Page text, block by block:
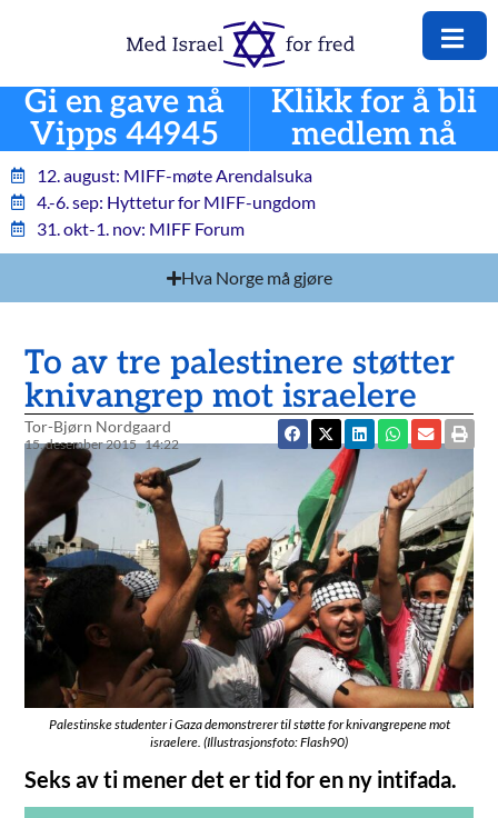
Gi en gave nå
Vipps 44945
Klikk for å bli
medlem nå
12. august: MIFF-møte Arendalsuka
4.-6. sep: Hyttetur for MIFF-ungdom
31. okt-1. nov: MIFF Forum
Hva Norge må gjøre
To av tre palestinere støtter
knivangrep mot israelere
Tor-Bjørn Nordgaard
15. desember 2015 14:22
Palestinske studenter i Gaza demonstrerer til støtte for knivangrepene mot
israelere. (Illustrasjonsfoto: Flash90)
Seks av ti mener det er tid for en ny intifada.